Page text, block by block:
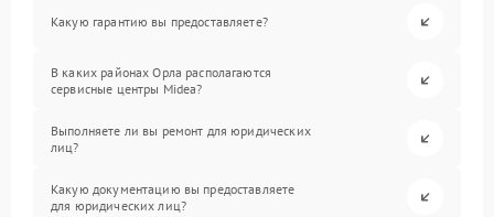
Какую гарантию вы предоставляете?
В каких районах Орла располагаются
сервисные центры Midea?
Выполняете ли вы ремонт для юридических
лиц?
Какую документацию вы предоставляете
для юридических лиц?